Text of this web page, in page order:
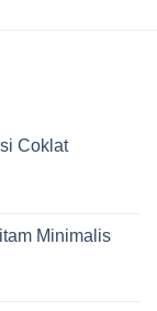
Coklat
Minimalis